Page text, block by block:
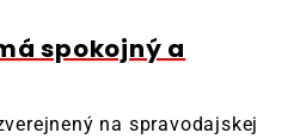
spokojný a
na spravodajskej